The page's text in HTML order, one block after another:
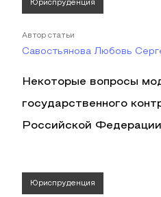
Юриспруденция
Автор статьи
Савостьянова Любовь
Некоторые вопросы
государственного
Российской Федерации
Юриспруденция